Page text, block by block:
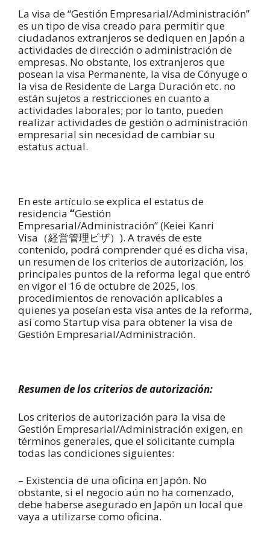
La visa de “Gestión Empresarial/Administración”
es un tipo de visa creado para permitir que
ciudadanos extranjeros se dediquen en Japón a
actividades de dirección o administración de
empresas. No obstante, los extranjeros que
posean la visa Permanente, la visa de Cónyuge o
la visa de Residente de Larga Duración etc. no
están sujetos a restricciones en cuanto a
actividades laborales; por lo tanto, pueden
realizar actividades de gestión o administración
empresarial sin necesidad de cambiar su
estatus actual.
En este artículo se explica el estatus de
residencia “Gestión
Empresarial/Administración” (Keiei Kanri
Visa（経営管理ビザ）). A través de este
contenido, podrá comprender qué es dicha visa,
un resumen de los criterios de autorización, los
principales puntos de la reforma legal que entró
en vigor el 16 de octubre de 2025, los
procedimientos de renovación aplicables a
quienes ya poseían esta visa antes de la reforma,
así como Startup visa para obtener la visa de
Gestión Empresarial/Administración.
Resumen de los criterios de autorización:
Los criterios de autorización para la visa de
Gestión Empresarial/Administración exigen, en
términos generales, que el solicitante cumpla
todas las condiciones siguientes:
– Existencia de una oficina en Japón. No
obstante, si el negocio aún no ha comenzado,
debe haberse asegurado en Japón un local que
vaya a utilizarse como oficina.